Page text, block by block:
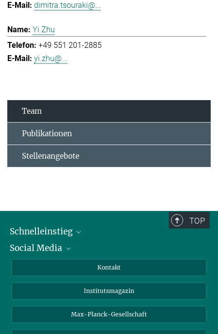
dimitra.tsouraki@...
Yi Zhu
+49 551 201-2885
yi.zhu@...
Team
Publikationen
Stellenangebote
TOP
Schnelleinstieg
Alumni
Fördernde
Schulen
Social Media
Bluesky
Facebook
YouTube
Kontakt
Institutsmagazin
Max-Planck-Gesellschaft